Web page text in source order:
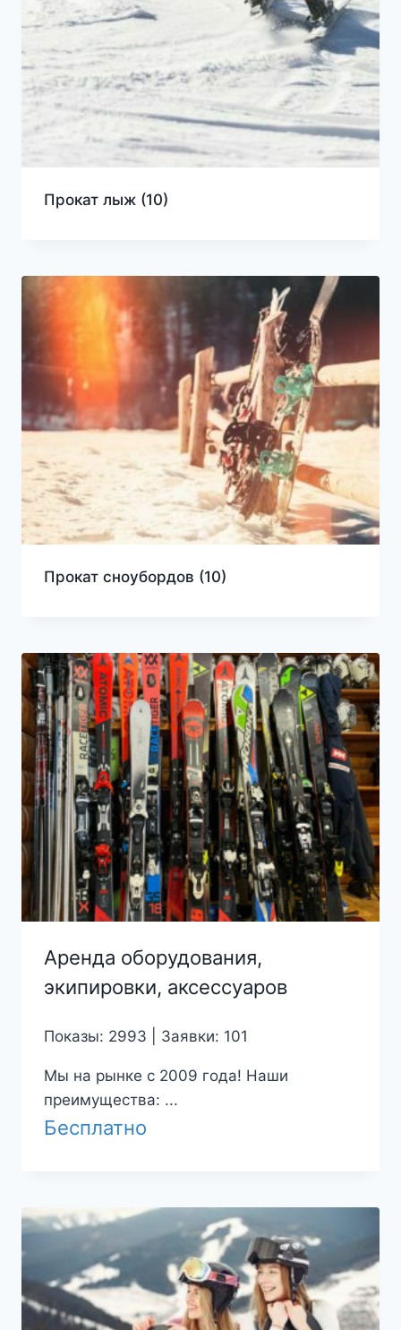
Прокат лыж (10)
Прокат сноубордов (10)
Аренда оборудования,
экипировки, аксессуаров
Показы: 2993 | Заявки: 101
Мы на рынке с 2009 года! Наши
преимущества: ...
Бесплатно